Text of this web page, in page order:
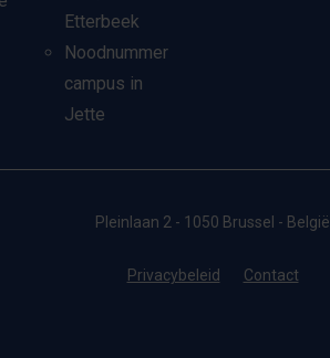
Etterbeek
Noodnummer
campus in
Jette
Pleinlaan 2 - 1050 Brussel - België
Privacybeleid Contact